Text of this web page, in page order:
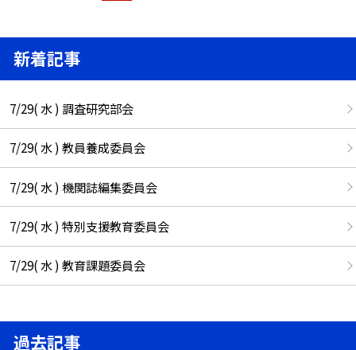
新着記事
7/29( 水 ) 調査研究部会
7/29( 水 ) 教員養成委員会
7/29( 水 ) 機関誌編集委員会
7/29( 水 ) 特別支援教育委員会
7/29( 水 ) 教育課題委員会
過去記事